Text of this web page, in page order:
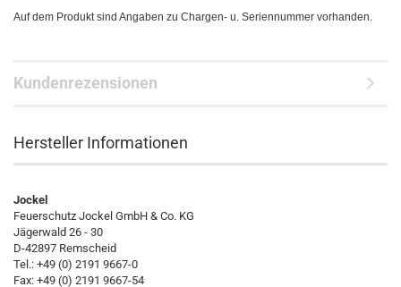
Auf dem Produkt sind Angaben zu Chargen- u. Seriennummer vorhanden.
Kundenrezensionen
Hersteller Informationen
Jockel
Feuerschutz Jockel GmbH & Co. KG
Jägerwald 26 - 30
D-42897 Remscheid
Tel.: +49 (0) 2191 9667-0
Fax: +49 (0) 2191 9667-54